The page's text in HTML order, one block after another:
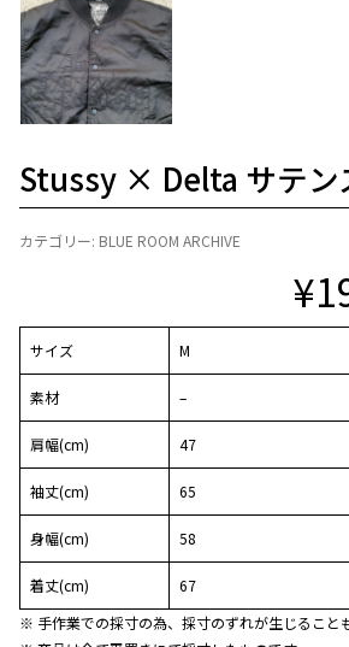
Stussy × Delta サテン
カテゴリー: BLUE ROOM ARCHIVE
¥
サイズ M
素材 –
肩幅(cm) 47
袖丈(cm) 65
身幅(cm) 58
着丈(cm)
67
※ 手作業での採寸の為、採寸のずれが生じること